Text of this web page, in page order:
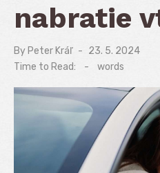
nabratie
By Peter Kráľ
Posted
on
23. 5. 2024
Time to Read:
- words